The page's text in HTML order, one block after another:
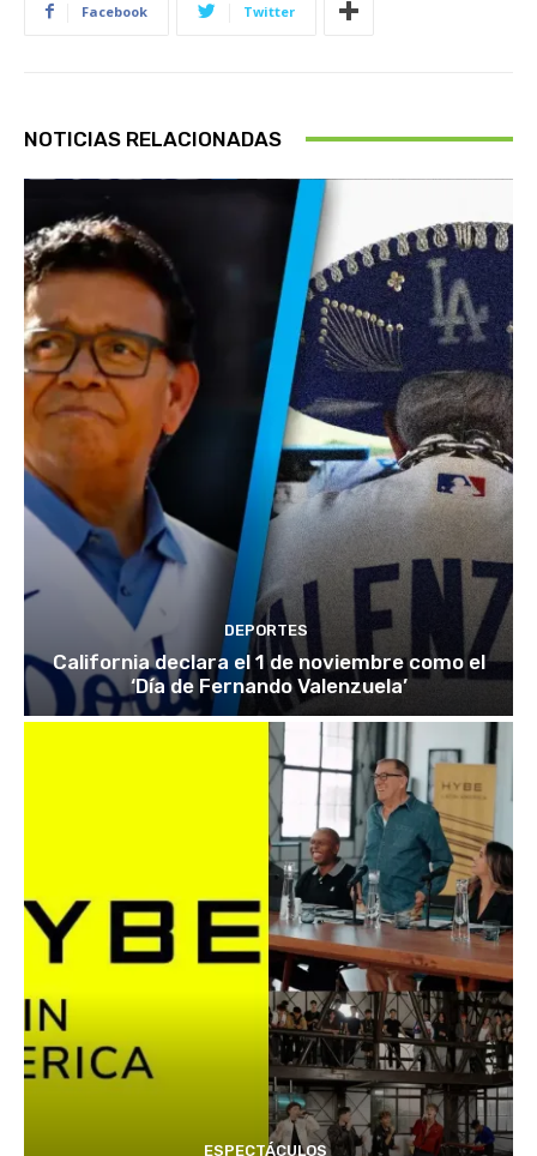
Facebook Twitter
NOTICIAS RELACIONADAS
DEPORTES
California declara el 1 de noviembre como el
‘Día de Fernando Valenzuela’
ESPECTÁCULOS